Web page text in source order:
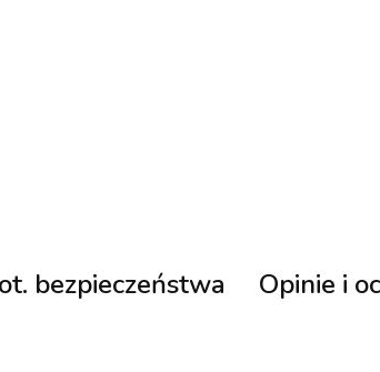
bezpieczeństwa Opinie i